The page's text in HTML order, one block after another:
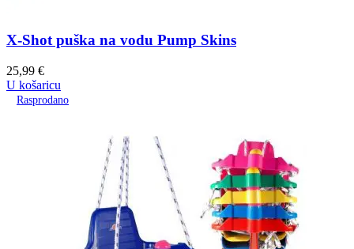
X-Shot puška na vodu Pump Skins
25,99 €
U košaricu
Rasprodano